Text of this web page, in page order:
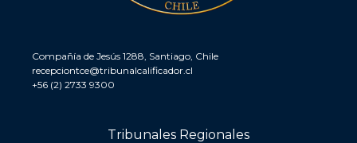
Compañía de Jesús 1288, Santiago, Chile
recepciontce@tribunalcalificador.cl
+56 (2) 2733 9300
Tribunales Regionales